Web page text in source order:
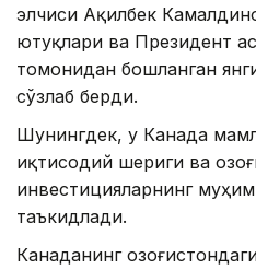
элчиси Ақилбек
ютуқлари ва Президент
томонидан бошланган
сўзлаб берди.
Шунингдек, у Канада
иқтисодий шериги ва
инвестицияларнинг
таъкидлади.
Канаданинг